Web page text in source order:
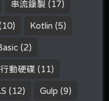
串流錄製 (17)
Kotlin (5)
(2)
行動硬碟 (11)
(12) Gulp (9)